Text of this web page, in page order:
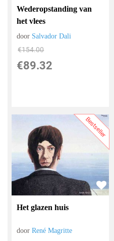
Wederopstanding van
het vlees
door Salvador Dali
€154.00
€89.32
Bestseller
Het glazen huis
doorRené Magritte